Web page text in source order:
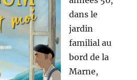
dans le
jardin
familial au
bord de la
Marne,